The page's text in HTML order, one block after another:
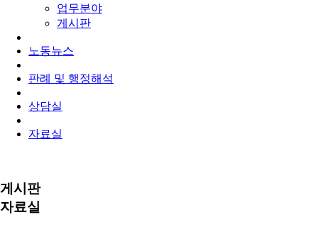
업무분야
게시판
노동뉴스
판례 및 행정해석
상담실
자료실
게시판
자료실